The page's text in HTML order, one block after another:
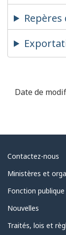
Date de
Au
sujet
du
Contactez-nous
Ministères et
Fonction
Nouvelles
Traités, lois et